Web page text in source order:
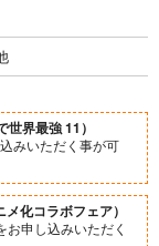
世界最強 11）
みいただく事が可
化コラボフェア）
申し込みいただく